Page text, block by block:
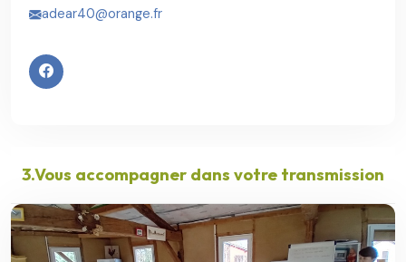
adear40@orange.fr
3.Vous accompagner dans votre transmission